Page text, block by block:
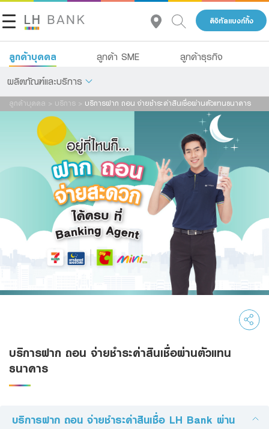
ดิจิทัลแบงก์กิ้ง
ลูกค้าบุคคล ลูกค้า SME ลูกค้าธุรกิจ
ผลิตภัณฑ์และบริการ
เกี่ยวกับเรา
นักลงทุนสัมพันธ์
ติดต่อเรา
กลุ่มธุรกิจทางการเงินแลนด์ แอนด์ เฮ้าส์
โทร 1327 TH EN
สินเชื่อ
ประกัน
การลงทุน
บริการ
ดิจิทัลแบงก์กิ้ง
ลูกค้าบุคคล > บริการ > บริการฝาก ถอน จ่ายชำระค่าสินเชื่อผ่านตัวแทนธนาคาร
บริการฝาก ถอน จ่ายชำระค่าสินเชื่อผ่านตัวแทน
ธนาคาร
บริการฝาก ถอน จ่ายชำระค่าสินเชื่อ LH Bank ผ่าน